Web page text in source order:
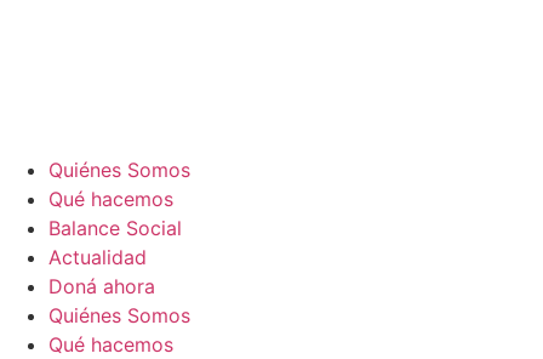
Quiénes Somos
Qué hacemos
Balance Social
Actualidad
Doná ahora
Quiénes Somos
Qué hacemos